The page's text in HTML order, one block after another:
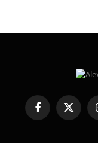
FacebookX
(Twitter)